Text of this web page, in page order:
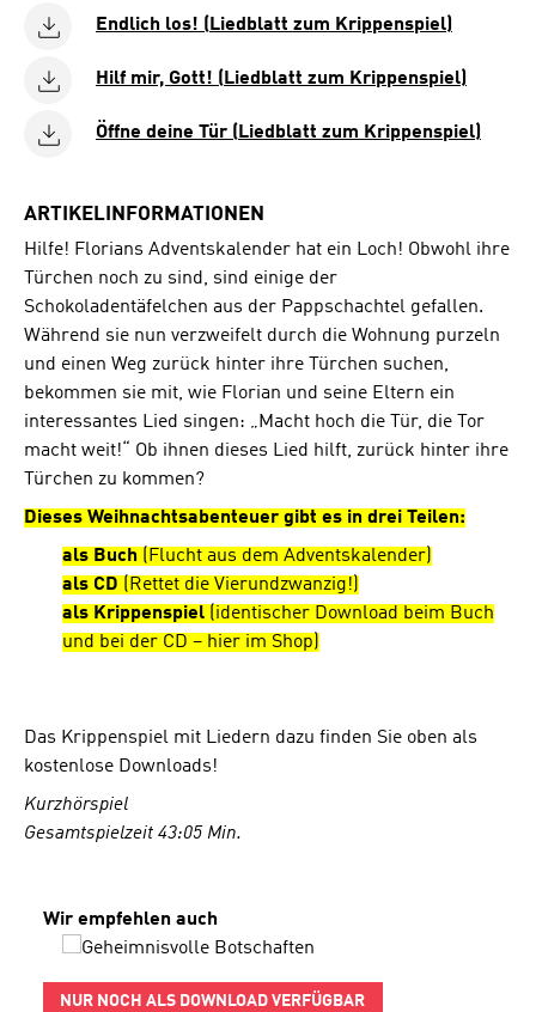
Endlich los! (Liedblatt zum Krippenspiel)
Hilf mir, Gott! (Liedblatt zum Krippenspiel)
Öffne deine Tür (Liedblatt zum Krippenspiel)
ARTIKELINFORMATIONEN
Hilfe! Florians Adventskalender hat ein Loch! Obwohl ihre
Türchen noch zu sind, sind einige der
Schokoladentäfelchen aus der Pappschachtel gefallen.
Während sie nun verzweifelt durch die Wohnung purzeln
und einen Weg zurück hinter ihre Türchen suchen,
bekommen sie mit, wie Florian und seine Eltern ein
interessantes Lied singen: „Macht hoch die Tür, die Tor
macht weit!“ Ob ihnen dieses Lied hilft, zurück hinter ihre
Türchen zu kommen?
Dieses Weihnachtsabenteuer gibt es in drei Teilen:
als Buch (Flucht aus dem Adventskalender)
als CD (Rettet die Vierundzwanzig!)
als Krippenspiel (identischer Download beim Buch
und bei der CD – hier im Shop)
Das Krippenspiel mit Liedern dazu finden Sie oben als
kostenlose Downloads!
Kurzhörspiel
Gesamtspielzeit 43:05 Min.
Produktgalerie überspringen
Wir empfehlen auch
NUR NOCH ALS DOWNLOAD VERFÜGBAR